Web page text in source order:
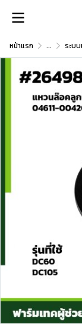
หน้าแรก ... ระบบแ